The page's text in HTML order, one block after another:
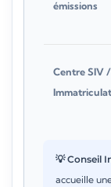
émissions
Centre SIV /
💡 Conseil
accueille